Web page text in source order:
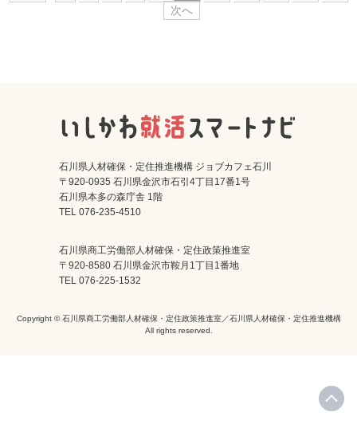
次へ
石川県人材確保・定住推進機構 ジョブカフェ石川
〒920-0935 石川県金沢市石引4丁目17番1号
石川県本多の森庁舎 1階
TEL 076-235-4510
石川県商工労働部人材確保・定住政策推進室
〒920-8580 石川県金沢市鞍月1丁目1番地
TEL 076-225-1532
Copyright © 石川県商工労働部人材確保・定住政策推進室／石川県人材確保・定住推進機構
All rights reserved.